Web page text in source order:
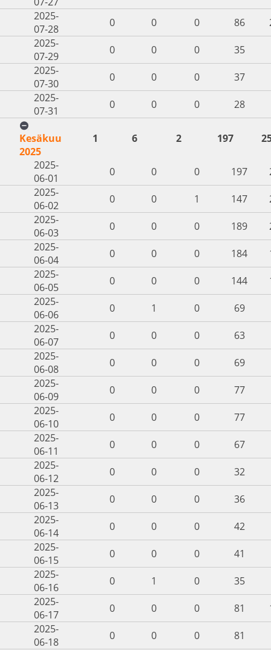
2025-
07-28
0 0 0 86
2025-
07-29
0 0 0
35
2025-
07-30
0 0 0
37
2025-
07-31
0 0 0 28
Kesäkuu
2025
1 6 2 197
2025-
06-01
0 0 0 197
2025-
06-02
0 0 1 147
2025-
06-03
0 0 0 189
2025-
06-04
0 0 0 184
2025-
06-05
0 0 0 144
2025-
06-06
0 1 0
69
2025-
06-07
0 0 0
63
2025-
06-08
0 0 0
69
2025-
06-09
0 0 0
77
2025-
06-10
0 0 0
77
2025-
06-11
0 0 0
67
2025-
06-12
0 0 0
32
2025-
06-13
0 0 0
36
2025-
06-14
0 0 0
42
2025-
06-15
0 0 0
41
2025-
06-16
0 1 0
35
2025-
06-17
0 0 0 81
2025-
06-18
0 0 0
81